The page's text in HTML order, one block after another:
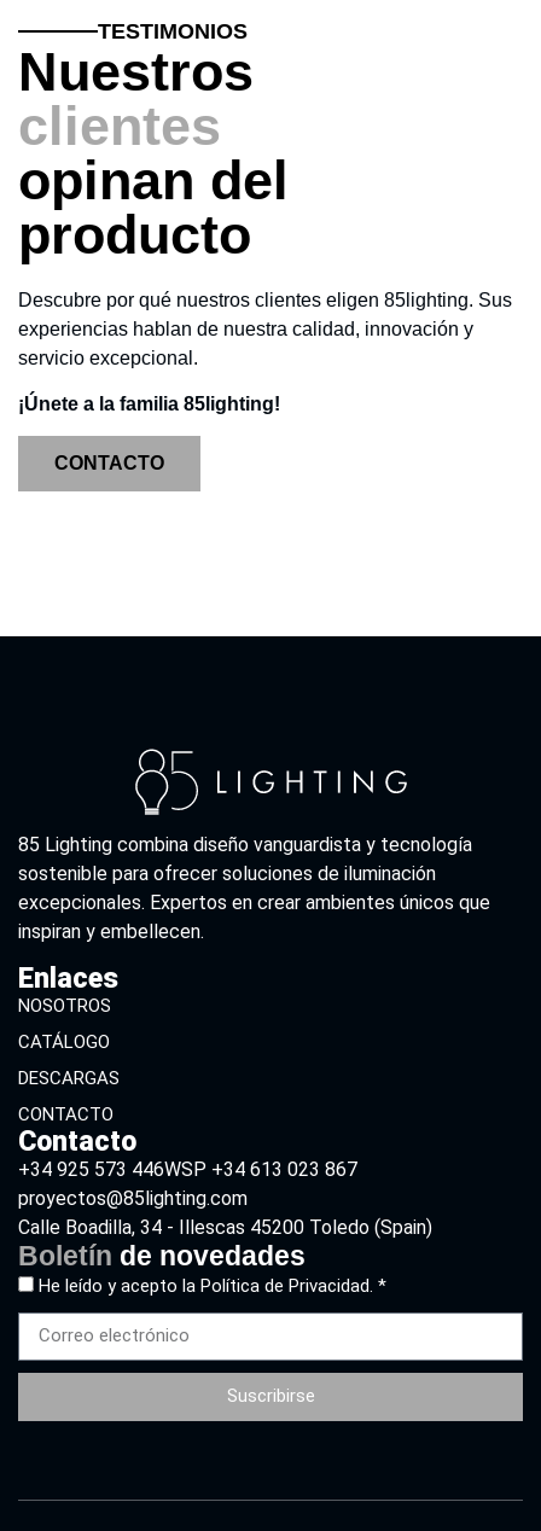
TESTIMONIOS
Nuestros
clientes
opinan del
producto
Descubre por qué nuestros clientes eligen 85lighting. Sus
experiencias hablan de nuestra calidad, innovación y
servicio excepcional.
¡Únete a la familia 85lighting!
CONTACTO
85 Lighting combina diseño vanguardista y tecnología
sostenible para ofrecer soluciones de iluminación
excepcionales. Expertos en crear ambientes únicos que
inspiran y embellecen.
Enlaces
NOSOTROS
CATÁLOGO
DESCARGAS
CONTACTO
Contacto
+34 925 573 446WSP +34 613 023 867
proyectos@85lighting.com
Calle Boadilla, 34 - Illescas 45200 Toledo (Spain)
Boletín de novedades
He leído y acepto la Política de Privacidad. *
Suscribirse